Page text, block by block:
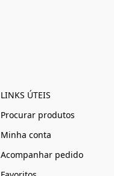
LINKS ÚTEIS
Procurar produtos
Minha conta
Acompanhar pedido